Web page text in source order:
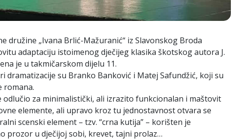
družine „Ivana Brlić-Mažuranić“ iz Slavonskog Broda
adaptaciju istoimenog dječijeg klasika škotskog autora J.
je u takmičarskom dijelu 11.
dramatizacije su Branko Banković i Matej Safundžić, koji su
romana.
odlučio za minimalistički, ali izrazito funkcionalan i maštovit
elemente, ali upravo kroz tu jednostavnost otvara se
scenski element – tzv. “crna kutija” – korišten je
prozor u dječijoj sobi, krevet, tajni prolaz…